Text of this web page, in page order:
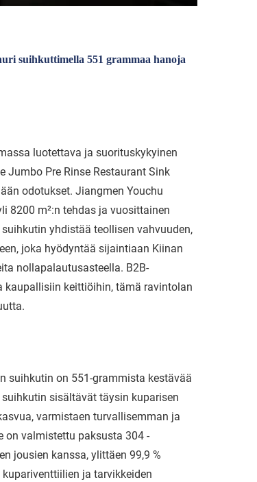
suihkuttimella 551 grammaa hanoja
luotettava ja suorituskykyinen
Pre Rinse Restaurant Sink
odotukset. Jiangmen Youchu
8200 m²:n tehdas ja vuosittainen
yhdistää teollisen vahvuuden,
joka hyödyntää sijaintiaan Kiinan
nollapalautusasteella. B2B-
kaupallisiin keittiöihin, tämä ravintolan
suihkutin on 551-grammista kestävää
sisältävät täysin kuparisen
varmistaen turvallisemman ja
on valmistettu paksusta 304 -
jousien kanssa, ylittäen 99,9 %
ja tarvikkeiden